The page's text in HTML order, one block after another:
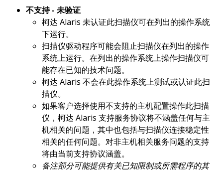
不支持 - 未验证
柯达 Alaris 未认证此扫描仪可在列出的操作系统
下运行。
扫描仪驱动程序可能会阻止扫描仪在列出的操作
系统上运行。在列出的操作系统上操作扫描仪可
能存在已知的技术问题。
柯达 Alaris 不会在此操作系统上测试或认证此扫
描仪。
如果客户选择使用不支持的主机配置操作此扫描
仪，柯达 Alaris 支持服务协议将不涵盖任何与主
机相关的问题，其中也包括与扫描仪连接稳定性
相关的任何问题。对非主机相关服务问题的支持
将由当前支持协议涵盖。
备注部分可能提供有关已知限制或所需程序的其